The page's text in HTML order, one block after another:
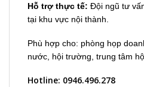
Hỗ trợ thực tế: Đội ngũ tư
tại khu vực nội thành.
Phù hợp cho: phòng họp
nước, hội trường, trung tâm
Hotline: 0946.496.278